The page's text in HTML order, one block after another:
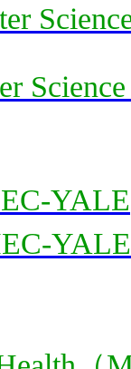
Science
YALE
YALE